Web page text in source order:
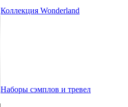
Коллекция Wonderland
Наборы сэмплов и тревел